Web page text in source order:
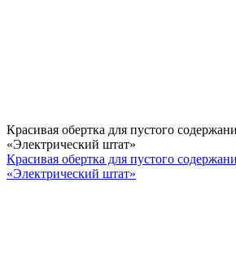
Красивая обертка для пустого
«Электрический штат»
Красивая обертка для пустого
«Электрический штат»